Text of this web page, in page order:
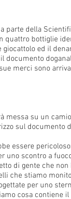
parte della
bottiglie
ed il
documento
merci sono
su un
sul documento
essere
uno scontro a
di gente che non
che stiamo
per uno
cosa contiene il